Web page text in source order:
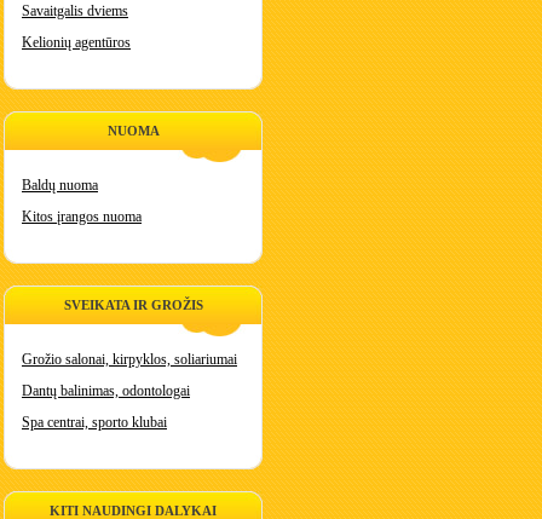
Savaitgalis dviems
Kelionių agentūros
NUOMA
Baldų nuoma
Kitos įrangos nuoma
SVEIKATA IR GROŽIS
Grožio salonai, kirpyklos, soliariumai
Dantų balinimas, odontologai
Spa centrai, sporto klubai
KITI NAUDINGI DALYKAI